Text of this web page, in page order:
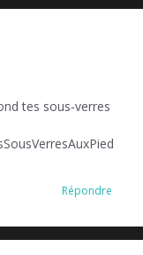
tes sous-verres
Répondre